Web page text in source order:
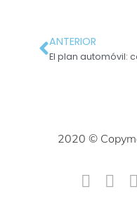
ANTERIOR
2020 ©